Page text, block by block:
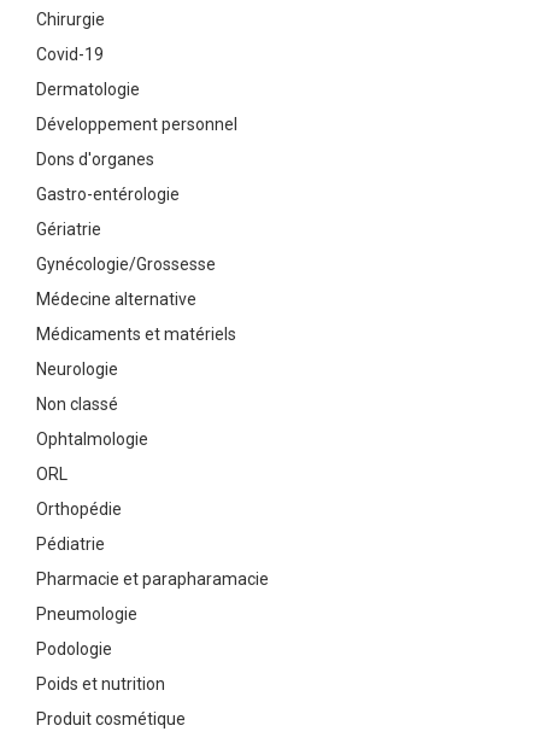
Chirurgie
Covid-19
Dermatologie
Développement personnel
Dons d'organes
Gastro-entérologie
Gériatrie
Gynécologie/Grossesse
Médecine alternative
Médicaments et matériels
Neurologie
Non classé
Ophtalmologie
ORL
Orthopédie
Pédiatrie
Pharmacie et parapharamacie
Pneumologie
Podologie
Poids et nutrition
Produit cosmétique